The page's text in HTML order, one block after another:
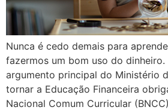
Nunca é cedo demais para
fazermos um bom uso do
argumento principal do Ministério
tornar a Educação Financeira
Nacional Comum Curricular